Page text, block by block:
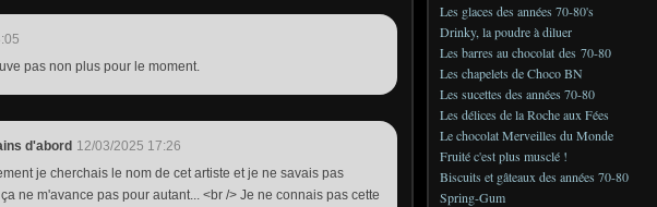
pas non plus pour le moment.
d'abord 12/03/2025 17:26
je cherchais le nom de cet artiste et je ne savais pas
ne m'avance pas pour autant... <br /> Je ne connais pas cette
Les glaces des années 70-80's
Drinky, la poudre à diluer
Les barres au chocolat des 70-80
Les chapelets de Choco BN
Les sucettes des années 70-80
Les délices de la Roche aux Fées
Le chocolat Merveilles du Monde
Fruité c'est plus musclé !
Biscuits et gâteaux des années 70-80
Spring-Gum